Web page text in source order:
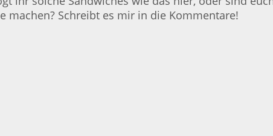
machen? Schreibt es mir in die Kommentare!